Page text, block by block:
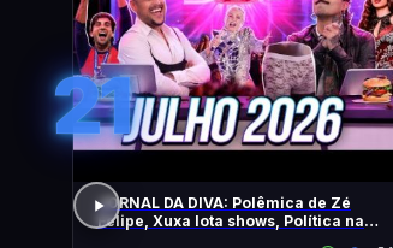
21
JORNAL DA DIVA: Polêmica de Zé
Felipe, Xuxa lota shows, Política na